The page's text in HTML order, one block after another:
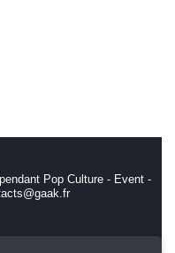
Pop Culture - Event -